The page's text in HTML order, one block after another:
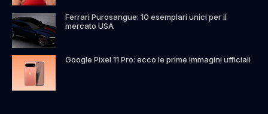
Ferrari Purosangue: 10 esemplari unici per il
mercato USA
Google Pixel 11 Pro: ecco le prime immagini ufficiali